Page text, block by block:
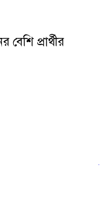
প্রার্থীর